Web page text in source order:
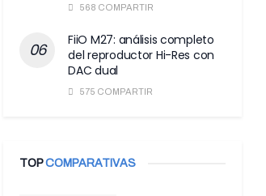
568 COMPARTIR
FiiO M27: análisis completo
del reproductor Hi-Res con
DAC dual
575 COMPARTIR
TOPCOMPARATIVAS